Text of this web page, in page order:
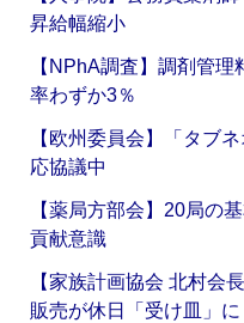
昇給幅縮小
【NPhA調査】調剤管
率わずか3％
【欧州委員会】「タブ
応協議中
【薬局方部会】20局の
貢献意識
【家族計画協会 北村会
販売が休日「受け皿」に